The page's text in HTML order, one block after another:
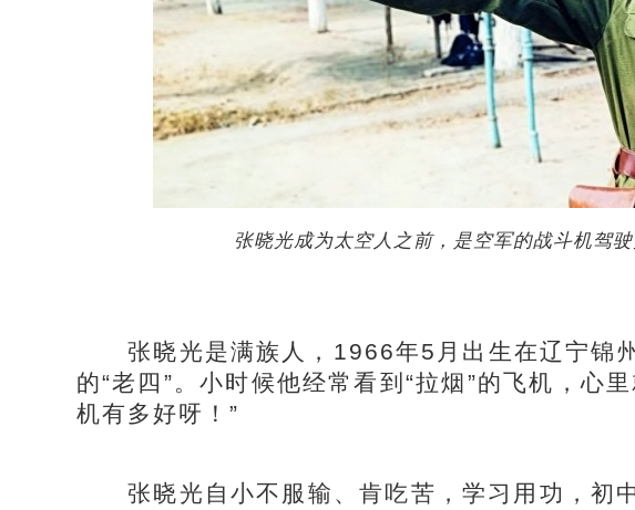
张晓光成为太空人之前，是空军的战斗机驾驶
张晓光是满族人，1966年5月出生在辽宁锦州
的“老四”。小时候他经常看到“拉烟”的飞机，心
机有多好呀！”
张晓光自小不服输、肯吃苦，学习用功，初